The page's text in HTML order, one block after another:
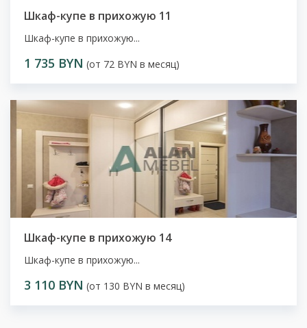
Шкаф-купе в прихожую 11
Шкаф-купе в прихожую...
1 735 BYN (от 72 BYN в месяц)
Шкаф-купе в прихожую 14
Шкаф-купе в прихожую...
3 110 BYN (от 130 BYN в месяц)